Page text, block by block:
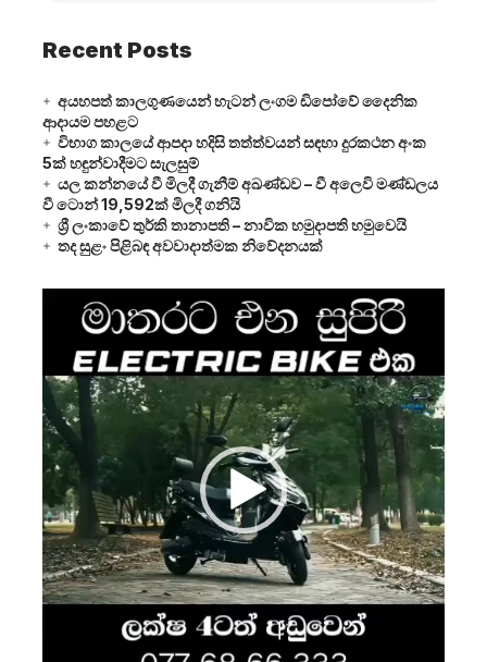
Recent Posts
අයහපත් කාලගුණයෙන් හැටන් ලංගම ඩිපෝවේ දෛනික
ආදායම පහළට
විභාග කාලයේ ආපදා හදිසි තත්ත්වයන් සඳහා දුරකථන අංක
5ක් හඳුන්වාදීමට සැලසුම්
යල කන්නයේ වී මිලදී ගැනීම් අඛණ්ඩව – වී අලෙවි මණ්ඩලය
වී ටොන් 19,592ක් මිලදී ගනියි
ශ්‍රී ලංකාවේ තුර්කි තානාපති – නාවික හමුදාපති හමුවෙයි
තද සුළං පිළිබඳ අවවාදාත්මක නිවේදනයක්
Player